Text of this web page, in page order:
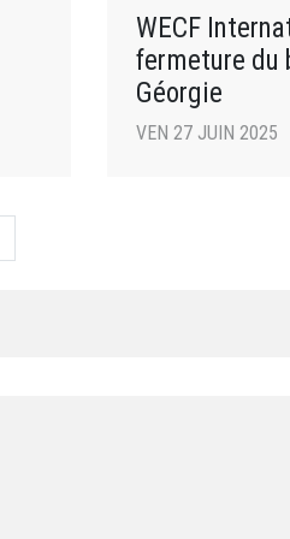
WECF
fermeture du
Géorgie
VEN 27 JUIN 2025